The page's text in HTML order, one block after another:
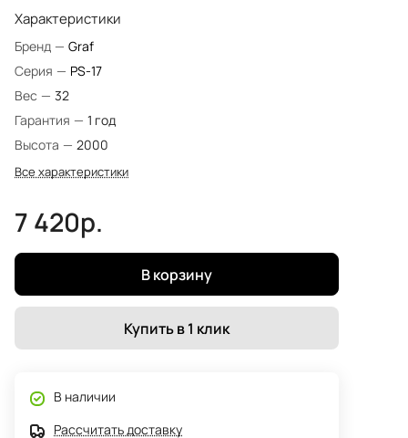
Характеристики
Бренд — Graf
Серия — PS-17
Вес — 32
Гарантия — 1 год
Высота — 2000
Все характеристики
7 420р.
В корзину
Купить в 1 клик
В наличии
Рассчитать доставку